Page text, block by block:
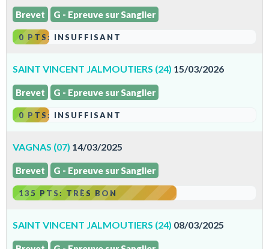
Brevet G - Epreuve sur Sanglier
0 PTS: INSUFFISANT
SAINT VINCENT JALMOUTIERS (24) 15/03/2026
Brevet G - Epreuve sur Sanglier
0 PTS: INSUFFISANT
VAGNAS (07) 14/03/2025
Brevet G - Epreuve sur Sanglier
135 PTS: TRÈS BON
SAINT VINCENT JALMOUTIERS (24) 08/03/2025